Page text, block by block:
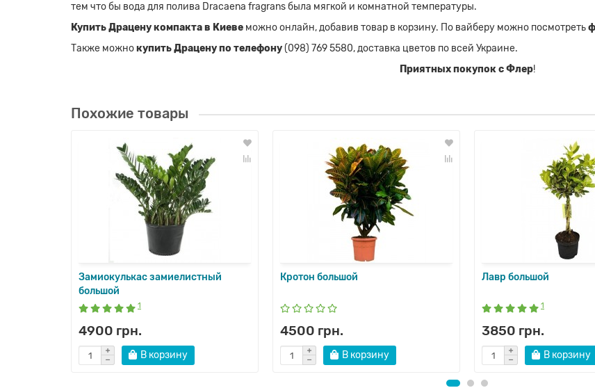
тем что бы вода для полива Dracaena fragrans была мягкой и комнатной температуры.
Купить Драцену компакта в Киеве можно онлайн, добавив товар в корзину. По вайберу можно посмотреть
Также можнокупить Драцену по телефону(098) 769 5580, доставка цветов по всей Украине.
Приятных покупок с Флер!
Похожие товары
Замиокулькас замиелистный
большой
1
4900 грн.
В корзину
Кротон большой
4500 грн.
В корзину
Лавр большой
1
3850 грн.
В корзину